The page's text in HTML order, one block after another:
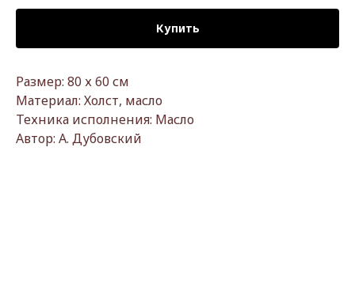
Купить
Размер: 80 х 60 см
Материал: Холст, масло
Техника исполнения: Масло
Автор: А. Дубовский